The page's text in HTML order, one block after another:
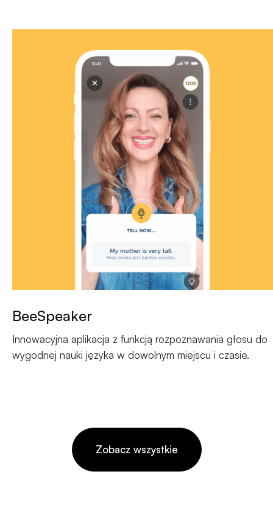
BeeSpeaker
Innowacyjna aplikacja z funkcją rozpoznawania głosu do
wygodnej nauki języka w dowolnym miejscu i czasie.
Zobacz wszystkie